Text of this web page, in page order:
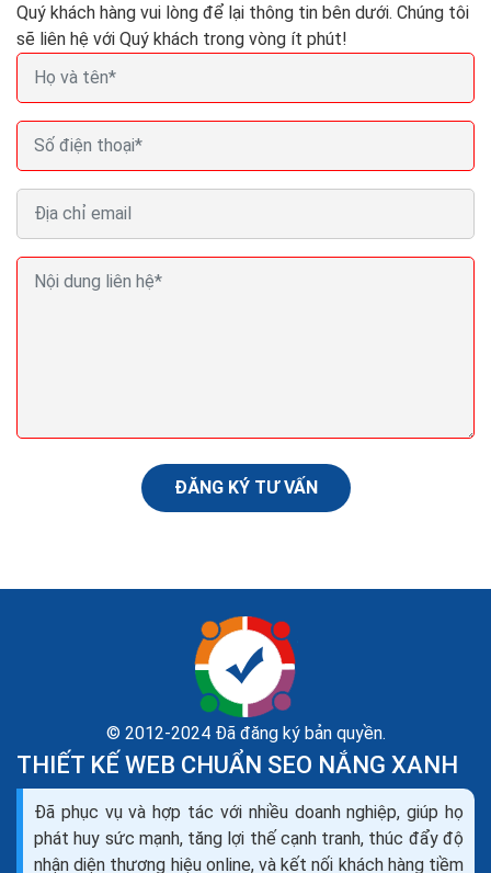
onpage
Với những web nhỏ có ít Category Page, thông thường
Quý khách hàng vui lòng để lại thông tin bên dưới. Chúng tôi
sẽ liên hệ với Quý khách trong vòng ít phút!
ĐĂNG KÝ TƯ VẤN
© 2012-2024 Đã đăng ký bản quyền.
THIẾT KẾ WEB CHUẨN SEO NẮNG XANH
Đã phục vụ và hợp tác với nhiều doanh nghiệp, giúp họ
phát huy sức mạnh, tăng lợi thế cạnh tranh, thúc đẩy độ
nhận diện thương hiệu online, và kết nối khách hàng tiềm